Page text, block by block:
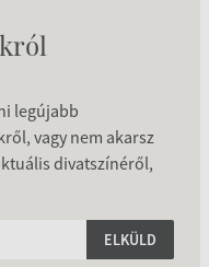
legújabb
vagy nem akarsz
divatszínéről,
ELKÜLD